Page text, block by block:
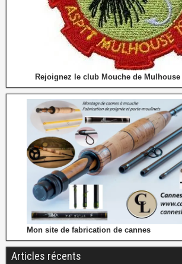
Rejoignez le club Mouche de Mulhouse
Mon site de fabrication de cannes
Articles récents